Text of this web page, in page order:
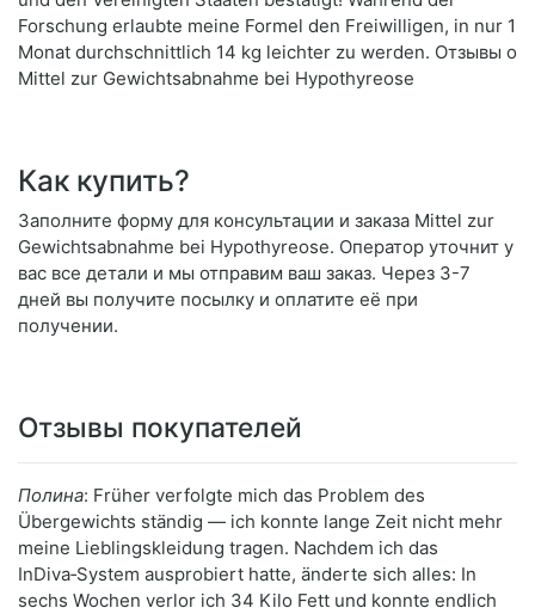
Forschung erlaubte meine Formel den Freiwilligen, in nur 1
Monat durchschnittlich 14 kg leichter zu werden. Отзывы о
Mittel zur Gewichtsabnahme bei Hypothyreose
Как купить?
Заполните форму для консультации и заказа Mittel zur
Gewichtsabnahme bei Hypothyreose. Оператор уточнит у
вас все детали и мы отправим ваш заказ. Через 3-7
дней вы получите посылку и оплатите её при
получении.
Отзывы покупателей
Полина: Früher verfolgte mich das Problem des
Übergewichts ständig — ich konnte lange Zeit nicht mehr
meine Lieblingskleidung tragen. Nachdem ich das
InDiva‑System ausprobiert hatte, änderte sich alles: In
sechs Wochen verlor ich 34 Kilo Fett und konnte endlich